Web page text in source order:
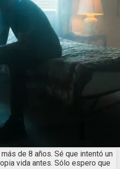
de 8 años. Sé que intentó un
vida antes. Sólo espero que